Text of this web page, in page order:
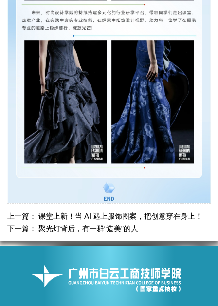
上一篇： 课堂上新！当 AI 遇上服饰图案，把创意穿在身上！
下一篇： 聚光灯背后，有一群“造美”的人